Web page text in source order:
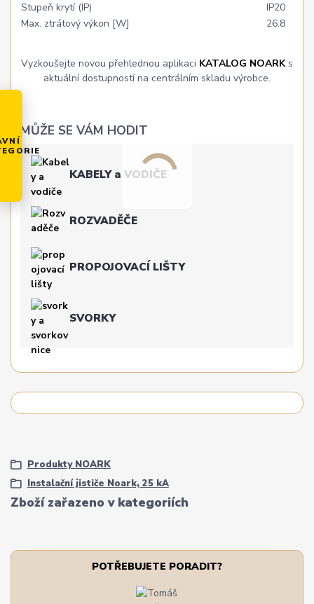
Stupeň krytí (IP)
IP20
Max. ztrátový výkon [W]
26.8
Vyzkoušejte novou přehlednou aplikaci KATALOG NOARKs
aktuální dostupností na centrálním skladu výrobce.
MŮŽE SE VÁM HODIT
KABELY a VODIČE
ROZVADĚČE
PROPOJOVACÍ LIŠTY
SVORKY
Zboží zařazeno v kategoriích
Produkty NOARK
Instalační jističe Noark, 25 kA
POTŘEBUJETE PORADIT?